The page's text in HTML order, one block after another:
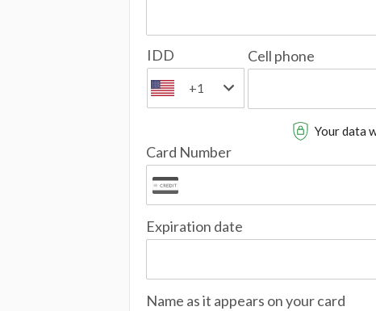
IDD
+1
Cell phone
Your data
Card Number
Expiration date
Name as it appears on your card